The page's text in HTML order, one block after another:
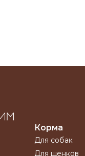
Корма
Для собак
Для щенков